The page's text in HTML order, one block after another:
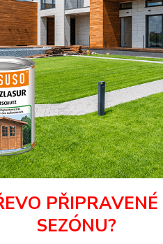
olej
SEZÓNU?